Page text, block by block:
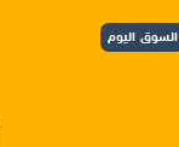
السوق اليوم